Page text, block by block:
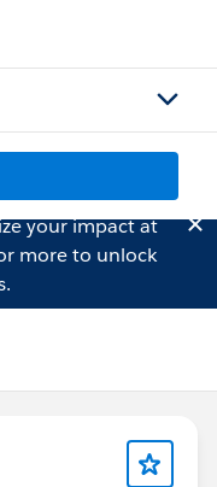
your impact at
more to unlock